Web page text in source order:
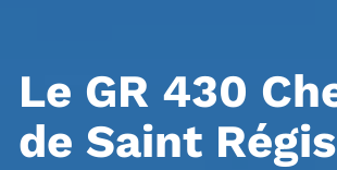
Le GR 430
de Saint Régis